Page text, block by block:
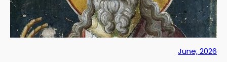
June, 2026